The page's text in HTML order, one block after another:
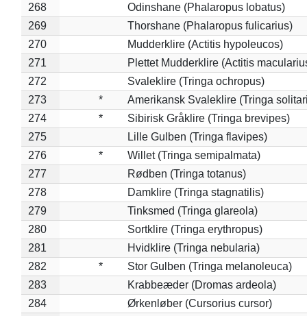
268
Odinshane (Phalaropus lobatus)
269
Thorshane (Phalaropus fulicarius)
270
Mudderklire (Actitis hypoleucos)
271
Plettet Mudderklire (Actitis
272
Svaleklire (Tringa ochropus)
273
*
Amerikansk Svaleklire (Tringa
274
*
Sibirisk Gråklire (Tringa brevipes)
275
Lille Gulben (Tringa flavipes)
276
*
Willet (Tringa semipalmata)
277
Rødben (Tringa totanus)
278
Damklire (Tringa stagnatilis)
279
Tinksmed (Tringa glareola)
280
Sortklire (Tringa erythropus)
281
Hvidklire (Tringa nebularia)
282
*
Stor Gulben (Tringa melanoleuca)
283
Krabbeæder (Dromas ardeola)
284
Ørkenløber (Cursorius cursor)